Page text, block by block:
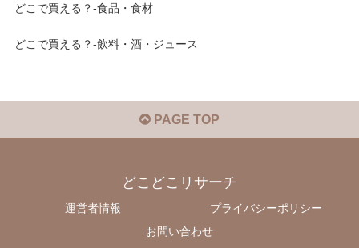
どこで買える？-食品・食材
どこで買える？-飲料・酒・ジュース
PAGE TOP
どこどこリサーチ
運営者情報
プライバシーポリシー
お問い合わせ